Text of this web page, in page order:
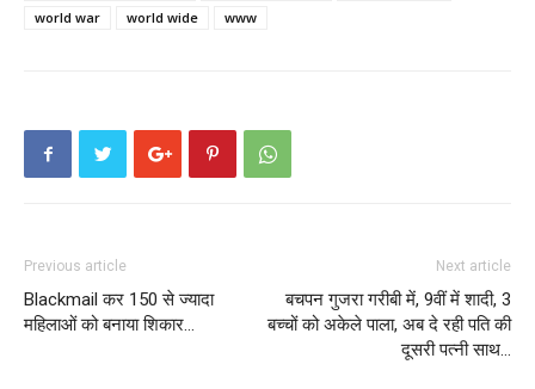
world war
world wide www
Previous article
Blackmail कर 150 से ज्यादा
महिलाओं को बनाया शिकार…
Next article
बचपन गुजरा गरीबी में, 9वीं में शादी, 3
बच्चों को अकेले पाला, अब दे रही पति की
दूसरी पत्नी साथ…